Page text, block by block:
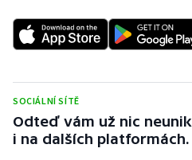
SOCIÁLNÍ SÍTĚ
Odteď vám už nic
i na dalších platformách.